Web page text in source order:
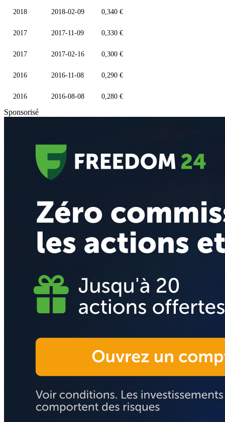
2018 2018-02-09 0,340 €
2017 2017-11-09 0,330 €
2017 2017-02-16 0,300 €
2016 2016-11-08 0,290 €
2016 2016-08-08 0,280 €
Sponsorisé